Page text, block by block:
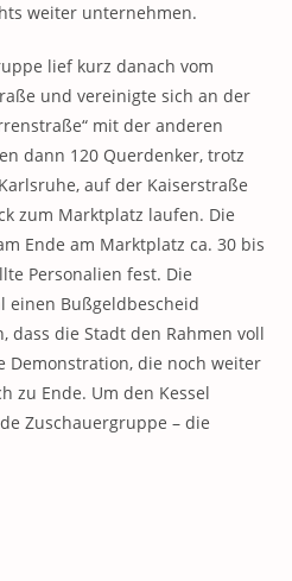
weiter unternehmen.
lief kurz danach vom
und vereinigte sich an der
mit der anderen
dann 120 Querdenker, trotz
auf der Kaiserstraße
zum Marktplatz laufen. Die
Ende am Marktplatz ca. 30 bis
Personalien fest. Die
einen Bußgeldbescheid
dass die Stadt den Rahmen voll
Demonstration, die noch weiter
zu Ende. Um den Kessel
Zuschauergruppe – die